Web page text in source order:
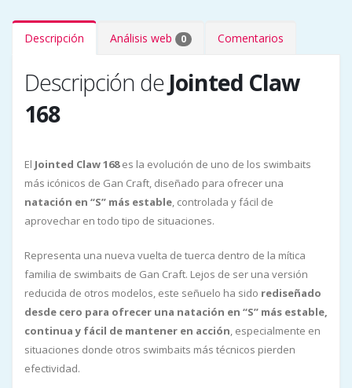
Descripción Análisis web 0 Comentarios
Descripción de Jointed Claw
168
El Jointed Claw 168es la evolución de uno de los swimbaits
más icónicos de Gan Craft, diseñado para ofrecer una
natación en “S” más estable, controlada y fácil de
aprovechar en todo tipo de situaciones.
Representa una nueva vuelta de tuerca dentro de la mítica
familia de swimbaits de Gan Craft. Lejos de ser una versión
reducida de otros modelos, este señuelo ha sido rediseñado
desde cero para ofrecer una natación en “S” más estable,
continua y fácil de mantener en acción, especialmente en
situaciones donde otros swimbaits más técnicos pierden
efectividad.